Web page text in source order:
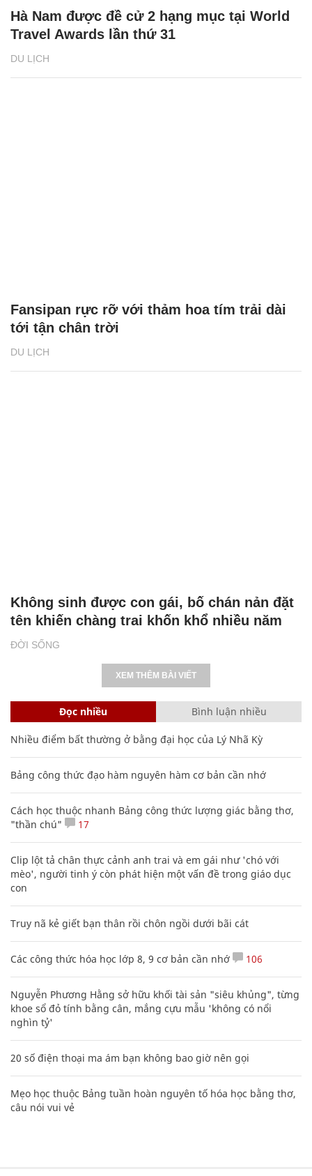
DU LỊCH
Hà Nam được đề cử 2 hạng mục tại World
Travel Awards lần thứ 31
DU LỊCH
Fansipan rực rỡ với thảm hoa tím trải dài
tới tận chân trời
ĐỜI SỐNG
Không sinh được con gái, bố chán nản đặt
tên khiến chàng trai khốn khổ nhiều năm
XEM THÊM BÀI VIẾT
Đọc nhiều Bình luận nhiều
Nhiều điểm bất thường ở bằng đại học của Lý Nhã Kỳ
Bảng công thức đạo hàm nguyên hàm cơ bản cần nhớ
Cách học thuộc nhanh Bảng công thức lượng giác bằng thơ,
"thần chú"
17
Clip lột tả chân thực cảnh anh trai và em gái như 'chó với
mèo', người tinh ý còn phát hiện một vấn đề trong giáo dục
con
Truy nã kẻ giết bạn thân rồi chôn ngồi dưới bãi cát
Các công thức hóa học lớp 8, 9 cơ bản cần nhớ 106
Nguyễn Phương Hằng sở hữu khối tài sản "siêu khủng", từng
khoe sổ đỏ tính bằng cân, mắng cựu mẫu 'không có nổi
nghìn tỷ'
20 số điện thoại ma ám bạn không bao giờ nên gọi
Mẹo học thuộc Bảng tuần hoàn nguyên tố hóa học bằng thơ,
câu nói vui vẻ